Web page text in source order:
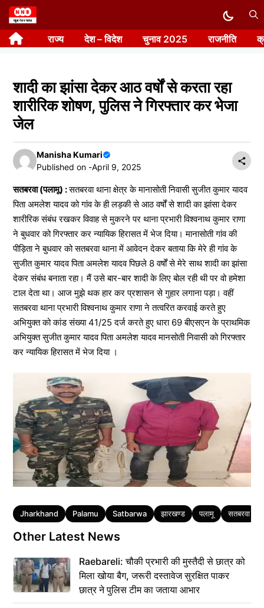
Skip
to
content राज्य देश – विदेश चुनाव 2025 राजनीति
शादी का झांसा देकर आठ वर्षों से करता रहा
शारीरिक शोषण, पुलिस ने गिरफ्तार कर भेजा
जेल
Manisha Kumari
Published on -April 9, 2025
सतबरवा (पलामू) :सतबरवा थाना क्षेत्र के मानासोती निवासी सुजीत कुमार यादव
पिता अमलेश यादव को गांव के ही लड़की से आठ वर्षों से शादी का झांसा देकर
शारीरिक संबंध रखकर विवाह से मुकरने पर थाना प्रभारी विश्वनाथ कुमार राणा
ने बुधवार को गिरफ्तार कर न्यायिक हिरासत में भेज दिया। मानासोती गांव की
पीड़िता ने बुधवार को सतबरवा थाना में आवेदन देकर बताया कि मेरे ही गांव के
सुजीत कुमार यादव पिता अमलेश यादव पिछले 8 वर्षों से मेरे साथ शादी का झांसा
देकर संबंध बनाता रहा। मैं उसे बार-बार शादी के लिए बोल रही थी पर वो हमेशा
टाल देता था। आज मुझे थक हार कर प्रशासन से गुहार लगाना पड़ा। वहीं
सतबरवा थाना प्रभारी विश्वनाथ कुमार राणा ने तत्वरित करवाई करते हुए
अभियुक्त को कांड संख्या 41/25 दर्ज करते हुए धारा 69 बीएसएन के प्राथमिक
अभियुक्त सुजीत कुमार यादव पिता अमलेश यादव मानसोती निवासी को गिरफ्तार
कर न्यायिक हिरासत में भेज दिया ।
Tags
Jharkhand Palamu Satbarwa झारखण्ड पलामू सतबरवा
Other Latest News
Raebareli: चौकी प्रभारी की मुस्तैदी से छात्र को
मिला खोया बैग, जरूरी दस्तावेज सुरक्षित पाकर
छात्र ने पुलिस टीम का जताया आभार